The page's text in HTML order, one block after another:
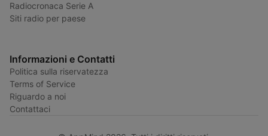
Radiocronaca Serie A
Siti radio per paese
Informazioni e Contatti
Politica sulla riservatezza
Terms of Service
Riguardo a noi
Contattaci